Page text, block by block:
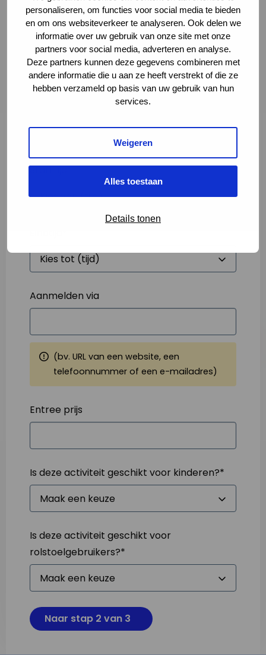
personaliseren, om functies voor social media te bieden
en om ons websiteverkeer te analyseren. Ook delen we
informatie over uw gebruik van onze site met onze
partners voor social media, adverteren en analyse.
Deze partners kunnen deze gegevens combineren met
andere informatie die u aan ze heeft verstrekt of die ze
hebben verzameld op basis van uw gebruik van hun
services.
Weigeren
Alles toestaan
Details tonen
Volledige omschrijving*
Starttijd*
Aanmelden via
(bv. URL van een website, een
telefoonnummer of een e-mailadres)
Entree prijs
Is deze activiteit geschikt voor kinderen?*
Is deze activiteit geschikt voor
rolstoelgebruikers?*